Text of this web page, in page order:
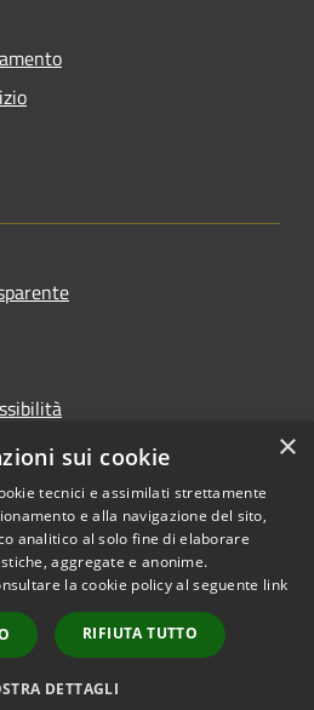
Copyright © 2026 • Comune di
Chiari • Powered by
Municipium•
Accesso
redazione
×
sui cookie
tecnici e assimilati strettamente
e alla navigazione del sito,
analitico al solo fine di elaborare
aggregate e anonime.
la cookie policy al seguente link
RIFIUTA TUTTO
DETTAGLI